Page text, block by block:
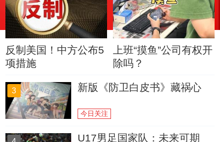
反制美国！中方公布5
项措施
上班“摸鱼”公司有权开
除吗？
3 新版《防卫白皮书》藏祸心
今日关注
U17男足国家队：未来可期